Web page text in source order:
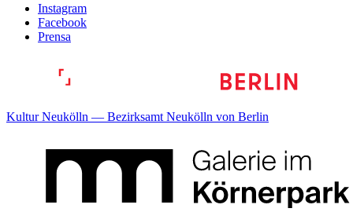
Instagram
Facebook
Prensa
Kultur Neukölln — Bezirksamt Neukölln von Berlin